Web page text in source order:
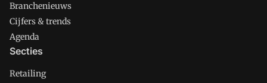
Branchenieuws
Cijfers & trends
Agenda
Secties
Retailing